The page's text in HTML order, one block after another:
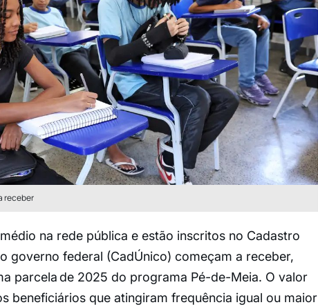
receber
na rede pública e estão inscritos no Cadastro
governo federal (CadÚnico) começam a receber,
parcela de 2025 do programa Pé-de-Meia. O valor
beneficiários que atingiram frequência igual ou maior